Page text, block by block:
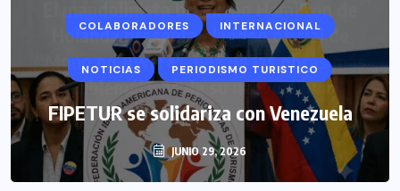
COLABORADORES INTERNACIONAL
NOTICIAS PERIODISMO TURISTICO
FIPETUR se solidariza con Venezuela
JUNIO 29, 2026